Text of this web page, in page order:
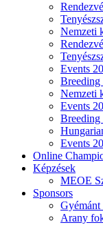
Nemzeti
Events
Breeding
Nemzeti
Events
Breeding
Events
Online
Képzések
MEOE
Sponsors
Arany